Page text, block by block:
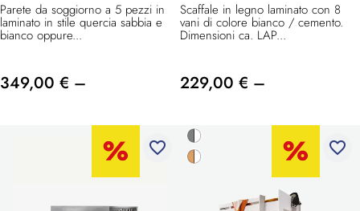
Parete da soggiorno a 5 pezzi in
laminato in stile quercia sabbia e
bianco oppure...
349,00 € –
Scaffale in legno laminato con 8
vani di colore bianco / cemento.
Dimensioni ca. LAP...
229,00 € –
favorite_border favorite_border